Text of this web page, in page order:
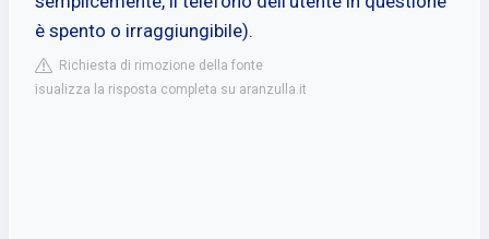
è spento o irraggiungibile).
Richiesta di rimozione della fonte
isualizza la risposta completa su aranzulla.it